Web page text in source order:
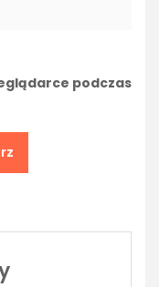
podczas